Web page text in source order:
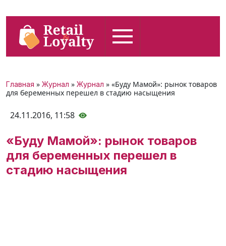
Главная » Журнал » Журнал » «Буду Мамой»: рынок товаров
для беременных перешел в стадию насыщения
24.11.2016, 11:58
«Буду Мамой»: рынок товаров
для беременных перешел в
стадию насыщения